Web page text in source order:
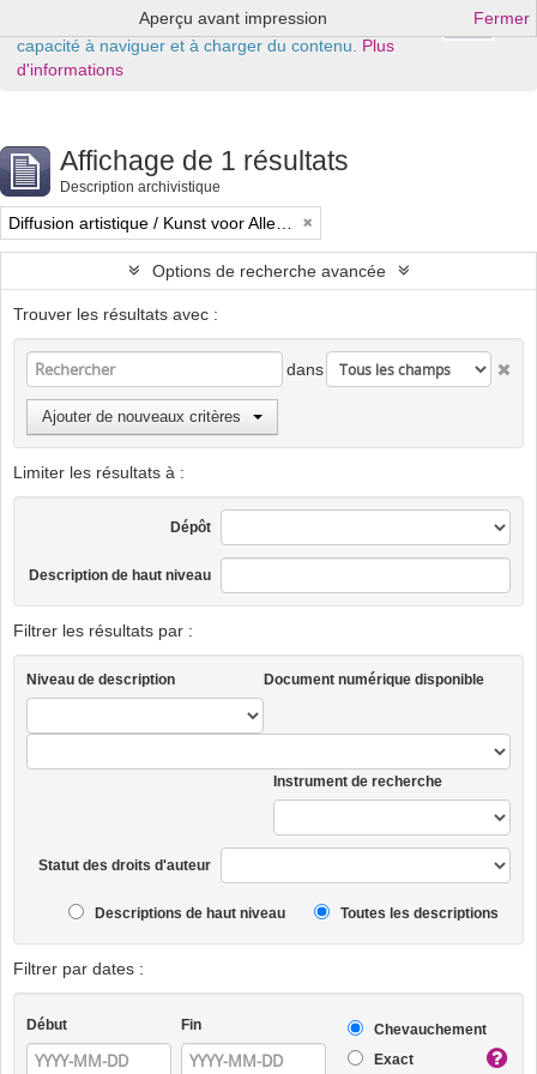
Ok
Ce site Web utilise des cookies pour améliorer votre
capacité à naviguer et à charger du contenu. Plus
d'informations
Aperçu avant impression Fermer
Affichage de 1 résultats
Description archivistique
Options de recherche avancée
Trouver les résultats avec :
dans
Ajouter de nouveaux critères
Limiter les résultats à :
Dépôt
Description de haut niveau
Filtrer les résultats par :
Niveau de description Document numérique disponible
Instrument de recherche
Statut des droits d'auteur
Descriptions de haut niveau Toutes les descriptions
Filtrer par dates :
Début Fin
Chevauchement
Exact